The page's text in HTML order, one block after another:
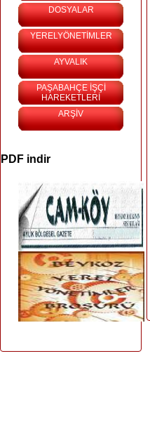
DOSYALAR
YERELYÖNETİMLER
AYVALIK
PAŞABAHÇE İŞÇİ
HAREKETLERİ
ARŞİV
PDF indir